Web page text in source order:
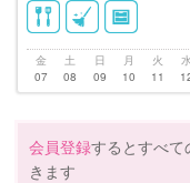
金
07
土
08
日
09
月
10
火
11
会員登録するとすべ
きます